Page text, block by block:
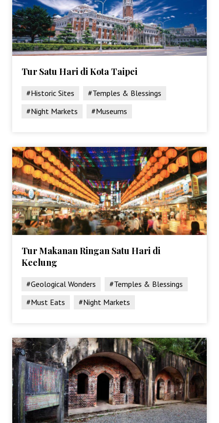
Tur Satu Hari di Kota Taipei
#Historic Sites
#Temples & Blessings
#Night Markets
#Museums
Tur Makanan Ringan Satu Hari di
Keelung
#Geological Wonders
#Temples & Blessings
#Must Eats
#Night Markets